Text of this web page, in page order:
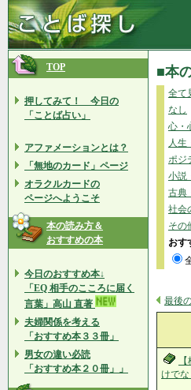
TOP
押してみて！ 今日の
「ことば占い」
アファメーションとは？
「無地のカード」ページ
オラクルカードの
ページへようこそ
本の読み方＆
おすすめの本
今日のおすすめ本↓
「EQ 相手のこころに届く
言葉」高山 直著
夫婦関係を考える
「おすすめ本３３冊」
男女の違い必読
「おすすめ本２０冊」」
■本
全て
なし
心・
人生
ポジ
小説
古典
社会
その
おす
最後
けでな